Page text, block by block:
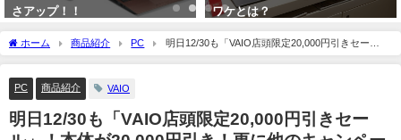
さアップ！！
ワケとは？
ホーム 商品紹介 PC
明日12/30も「VAIO店頭限定20,000円引きセー
ル」！本体が20,000円引き！更に他のキャンペーンも併用可能！
PC 商品紹介 VAIO
明日12/30も「VAIO店頭限定20,000円引きセー